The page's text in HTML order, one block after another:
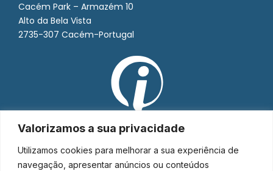
Valorizamos a sua privacidade
Utilizamos cookies para melhorar a sua experiência de
navegação, apresentar anúncios ou conteúdos
Cacém Park – Armazém 10
Alto da Bela Vista
2735-307 Cacém-Portugal